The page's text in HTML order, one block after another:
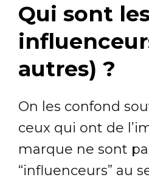
Qui sont
autres) ?
On les confond
ceux qui ont de
marque ne sont
“influenceurs” au